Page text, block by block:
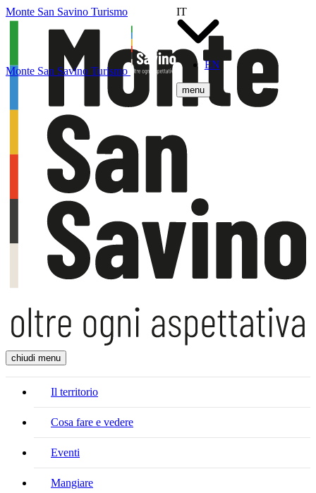
Monte San Savino Turismo
IT
EN
menu
Monte San Savino Turismo
chiudi menu
Il territorio
Cosa fare e vedere
Eventi
Mangiare